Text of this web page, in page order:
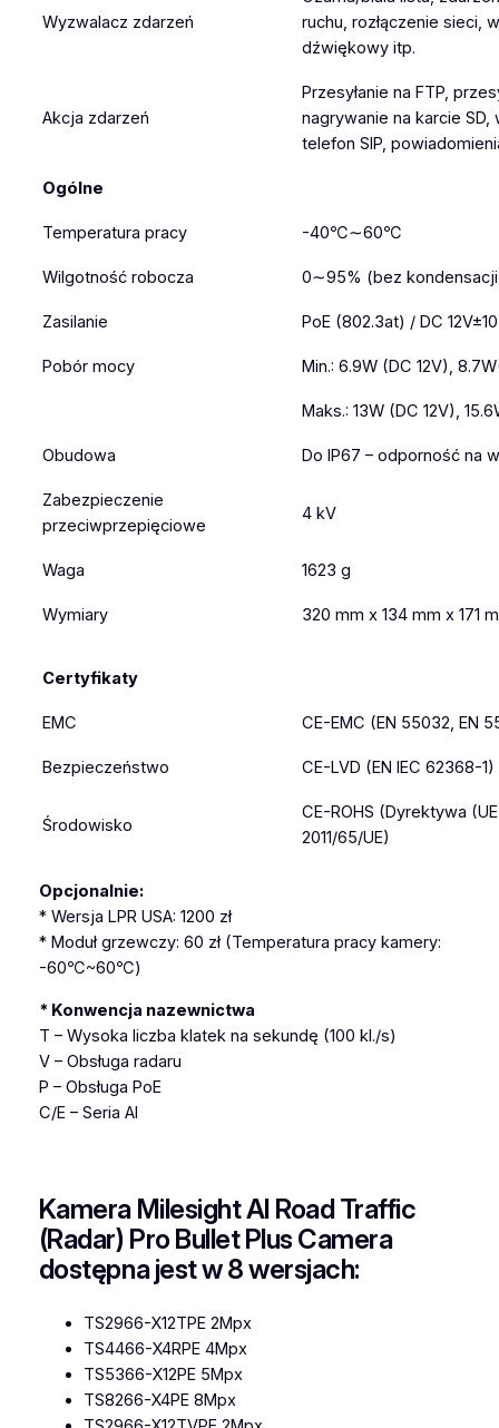
Wyzwalacz zdarzeń
ruchu, rozłączenie sieci,
dźwiękowy itp.
Akcja zdarzeń
Przesyłanie na FTP,
nagrywanie na karcie
telefon SIP,
Ogólne
Temperatura pracy -40℃∼60℃
Wilgotność robocza 0∼95% (bez
Zasilanie PoE (802.3at) / DC
Pobór mocy Min.: 6.9W (DC 12V),
Maks.: 13W (DC 12V),
Obudowa Do IP67 – odporność na
Zabezpieczenie
przeciwprzepięciowe
4 kV
Waga 1623 g
Wymiary 320 mm x 134 mm x 171
Certyfikaty
EMC CE-EMC (EN 55032, EN
Bezpieczeństwo CE-LVD (EN IEC 62368-1)
Środowisko
CE-ROHS (Dyrektywa
2011/65/UE)
Opcjonalnie:
* Wersja LPR USA: 1200 zł
* Moduł grzewczy: 60 zł (Temperatura pracy kamery:
-60℃~60℃)
* Konwencja nazewnictwa
T – Wysoka liczba klatek na sekundę (100 kl./s)
V – Obsługa radaru
P – Obsługa PoE
C/E – Seria AI
Kamera Milesight AI Road Traffic
(Radar) Pro Bullet Plus Camera
dostępna jest w 8 wersjach:
TS2966-X12TPE 2Mpx
TS4466-X4RPE 4Mpx
TS5366-X12PE 5Mpx
TS8266-X4PE 8Mpx